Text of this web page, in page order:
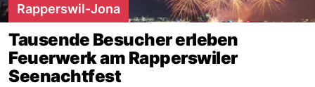
Rapperswil-Jona
Tausende Besucher erleben
Feuerwerk am Rapperswiler
Seenachtfest